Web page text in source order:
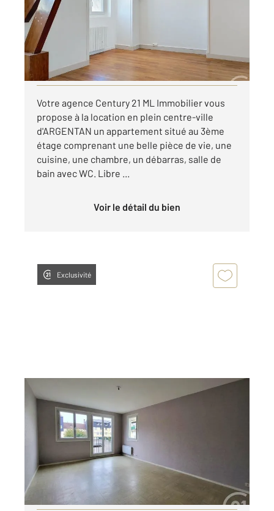
Appartement F2 à louer
510 €
par mois charges comprises
Visiter le site dédié
Votre agence Century 21 ML Immobilier vous
propose à la location en plein centre-ville
d'ARGENTAN un appartement situé au 3ème
étage comprenant une belle pièce de vie, une
cuisine, une chambre, un débarras, salle de
bain avec WC. Libre ...
Voir le détail du bien
Exclusivité
ARGENTAN 61
64,43 m2, 3 pièces
Ref : 13058
Appartement F3 à louer
510 €
par mois charges comprises
Visiter le site dédié